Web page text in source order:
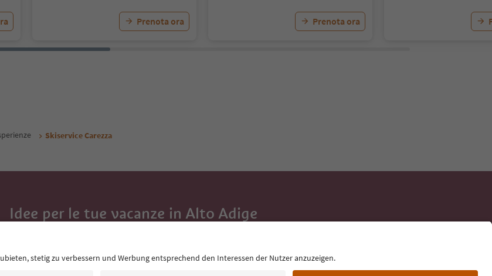
Prenota ora Prenota ora
Skiservice Carezza
Idee per le tue vacanze in Alto Adige
eventi da non perdere e ricette tipiche.